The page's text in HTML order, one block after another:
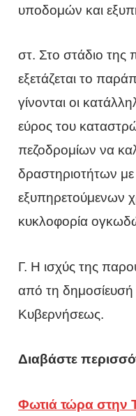
υποδομών και
στ. Στο στάδιο της
εξετάζεται το
γίνονται οι
εύρος του
πεζοδρομίων να
δραστηριοτήτων
εξυπηρετούμενων
κυκλοφορία
Γ. Η ισχύς της
από τη δημοσίευσή
Κυβερνήσεως.
Διαβάστε
Φωτιά τώρα στην